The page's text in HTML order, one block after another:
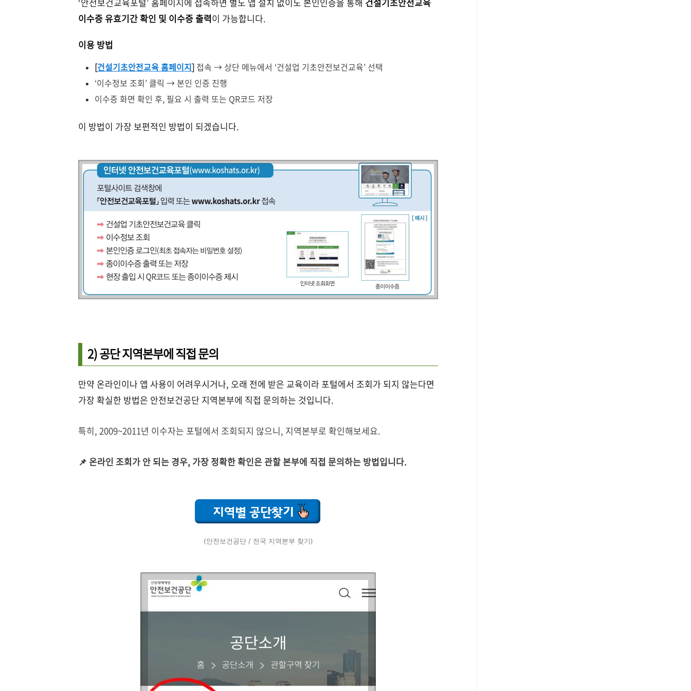
이수증 유효기간 확인 및 이수증 출력이 가능합니다.
이용 방법
[건설기초안전교육 홈페이지] 접속 → 상단 메뉴에서 ‘건설업 기초안전보건교육’ 선택
‘이수정보 조회’ 클릭 → 본인 인증 진행
이수증 화면 확인 후, 필요 시 출력 또는 QR코드 저장
이 방법이 가장 보편적인 방법이 되겠습니다.
2) 공단 지역본부에 직접 문의
만약 온라인이나 앱 사용이 어려우시거나, 오래 전에 받은 교육이라 포털에서 조회가 되지 않는다면
가장 확실한 방법은 안전보건공단 지역본부에 직접 문의하는 것입니다.
특히, 2009~2011년 이수자는 포털에서 조회되지 않으니, 지역본부로 확인해보세요.
📌 온라인 조회가 안 되는 경우, 가장 정확한 확인은 관할 본부에 직접 문의하는 방법입니다.
(안전보건공단 / 전국 지역본부 찾기)